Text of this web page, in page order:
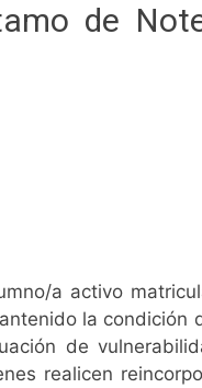
de
a activo
la condición
de
realicen